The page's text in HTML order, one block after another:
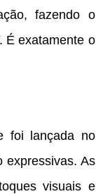
fazendo o
É exatamente o
foi lançada no
expressivas. As
visuais e